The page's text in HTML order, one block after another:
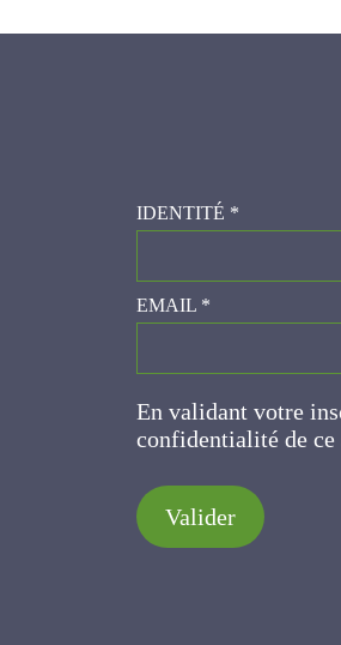
IDENTITÉ*
EMAIL*
En validant votre
de confidentialité
Valider